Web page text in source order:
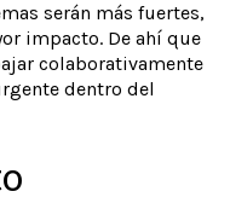
serán más fuertes,
impacto. De ahí que
colaborativamente
dentro del